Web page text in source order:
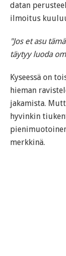
datan
ilmoitus
"Jos et asu
täytyy luoda
Kyseessä on
hieman
jakamista.
hyvinkin
merkkinä.